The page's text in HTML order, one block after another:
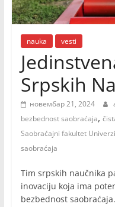
nauka vesti
Srpskih
новембар 21, 2024
bezbednost saobraćaja,
Saobraćajni fakultet
saobraćaja
Tim srpskih naučnika
inovaciju koja ima
bezbednost